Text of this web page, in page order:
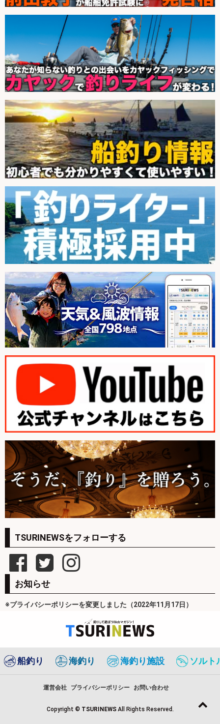
TSURINEWSをフォローする
お知らせ
※プライバシーポリシーを変更しました（2022年11月17日）
船釣り 海釣り 海釣り施設 ソルト
運営会社 プライバシーポリシー お問い合わせ
Copyright © TSURINEWS All Rights Reserved.